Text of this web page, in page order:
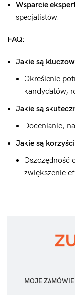
Wsparcie
specjalistów.
FAQ:
Jakie są
Określenie
kandydatów,
Jakie są
Docenianie,
Jakie są
Oszczędność
zwiększenie
MOJE